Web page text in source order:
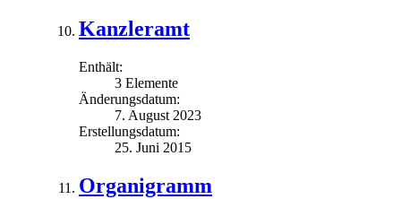
Kanzleramt
Enthält:
3 Elemente
Änderungsdatum:
7. August 2023
Erstellungsdatum:
25. Juni 2015
Organigramm